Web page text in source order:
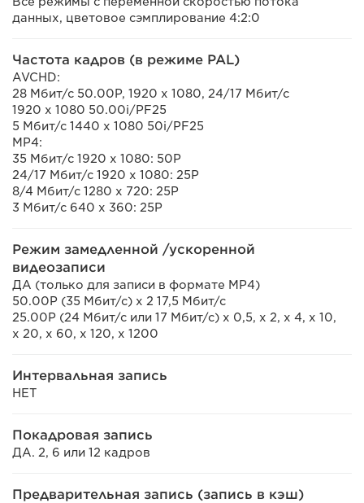
данных, цветовое сэмплирование 4:2:0
Частота кадров (в режиме PAL)
AVCHD:
28 Мбит/с 50.00P, 1920 x 1080, 24/17 Мбит/с
1920 x 1080 50.00i/PF25
5 Мбит/с 1440 x 1080 50i/PF25
MP4:
35 Мбит/с 1920 x 1080: 50P
24/17 Мбит/с 1920 x 1080: 25P
8/4 Мбит/с 1280 x 720: 25P
3 Мбит/с 640 x 360: 25P
Режим замедленной /ускоренной
видеозаписи
ДА (только для записи в формате MP4)
50.00P (35 Мбит/с) x 2 17,5 Мбит/с
25.00P (24 Мбит/с или 17 Мбит/с) x 0,5, x 2, x 4, x 10,
x 20, x 60, x 120, x 1200
Интервальная запись
НЕТ
Покадровая запись
ДА. 2, 6 или 12 кадров
Предварительная запись (запись в кэш)